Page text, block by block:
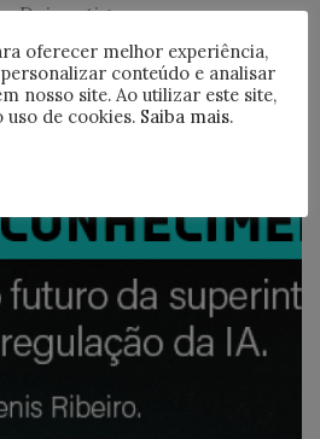
Dois artigos
oferecer melhor experiência,
conteúdo e analisar
nosso site. Ao utilizar este site,
de cookies. Saiba mais.